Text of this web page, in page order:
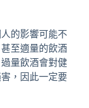
的影響可能不
至適量的飲酒
量飲酒會對健
，因此一定要